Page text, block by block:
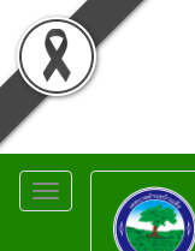
Toggle
navigation